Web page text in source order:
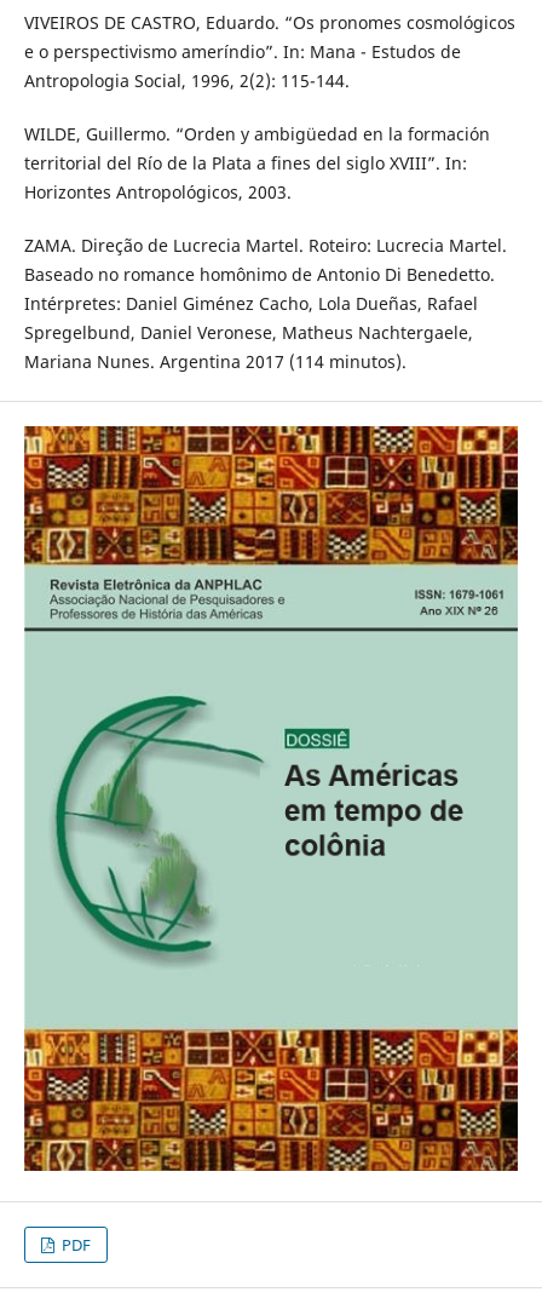
VIVEIROS DE CASTRO, Eduardo. “Os pronomes cosmológicos
e o perspectivismo ameríndio”. In: Mana - Estudos de
Antropologia Social, 1996, 2(2): 115-144.
WILDE, Guillermo. “Orden y ambigüedad en la formación
territorial del Río de la Plata a fines del siglo XVIII”. In:
Horizontes Antropológicos, 2003.
ZAMA. Direção de Lucrecia Martel. Roteiro: Lucrecia Martel.
Baseado no romance homônimo de Antonio Di Benedetto.
Intérpretes: Daniel Giménez Cacho, Lola Dueñas, Rafael
Spregelbund, Daniel Veronese, Matheus Nachtergaele,
Mariana Nunes. Argentina 2017 (114 minutos).
PDF